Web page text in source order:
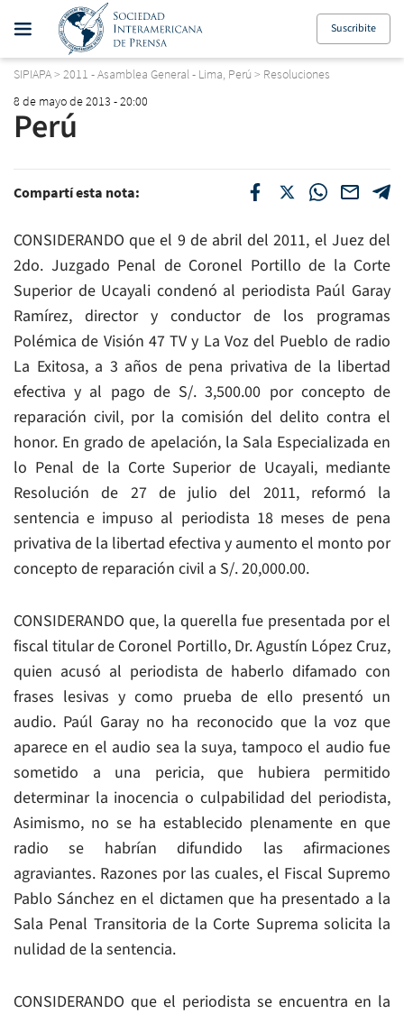
Suscribite
SIPIAPA> 2011 - Asamblea General - Lima, Perú > Resoluciones
8 de mayo de 2013 - 20:00
Perú
Compartí esta nota:
CONSIDERANDO que el 9 de abril del 2011, el Juez del
2do. Juzgado Penal de Coronel Portillo de la Corte
Superior de Ucayali condenó al periodista Paúl Garay
Ramírez, director y conductor de los programas
Polémica de Visión 47 TV y La Voz del Pueblo de radio
La Exitosa, a 3 años de pena privativa de la libertad
efectiva y al pago de S/. 3,500.00 por concepto de
reparación civil, por la comisión del delito contra el
honor. En grado de apelación, la Sala Especializada en
lo Penal de la Corte Superior de Ucayali, mediante
Resolución de 27 de julio del 2011, reformó la
sentencia e impuso al periodista 18 meses de pena
privativa de la libertad efectiva y aumento el monto por
concepto de reparación civil a S/. 20,000.00.
CONSIDERANDO que, la querella fue presentada por el
fiscal titular de Coronel Portillo, Dr. Agustín López Cruz,
quien acusó al periodista de haberlo difamado con
frases lesivas y como prueba de ello presentó un
audio. Paúl Garay no ha reconocido que la voz que
aparece en el audio sea la suya, tampoco el audio fue
sometido a una pericia, que hubiera permitido
determinar la inocencia o culpabilidad del periodista,
Asimismo, no se ha establecido plenamente en que
radio se habrían difundido las afirmaciones
agraviantes. Razones por las cuales, el Fiscal Supremo
Pablo Sánchez en el dictamen que ha presentado a la
Sala Penal Transitoria de la Corte Suprema solicita la
nulidad de la sentencia.
CONSIDERANDO que el periodista se encuentra en la